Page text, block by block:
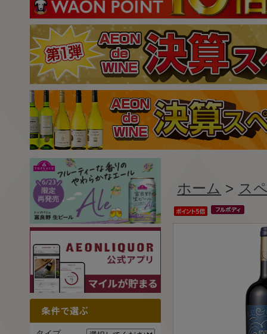
ホーム > ス